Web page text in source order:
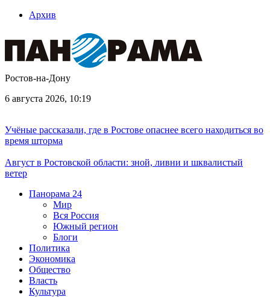
Архив
Ростов-на-Дону
6 августа 2026, 10:19
Учёные рассказали, где в Ростове опаснее всего находиться во
время шторма
Август в Ростовской области: зной, ливни и шквалистый
ветер
Панорама 24
Мир
Вся Россия
Южный регион
Блоги
Политика
Экономика
Общество
Власть
Культура